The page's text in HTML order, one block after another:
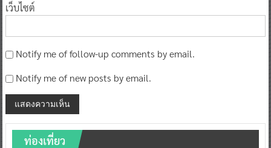
เว็บไซต์
Notify me of follow-up comments by email.
Notify me of new posts by email.
ท่องเที่ยว